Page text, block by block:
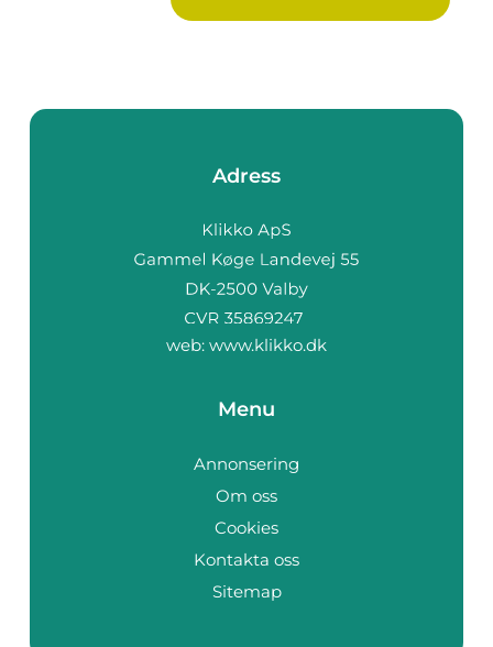
Adress
web: www.klikko.dk
Menu
Annonsering
Om oss
Cookies
Kontakta oss
Sitemap